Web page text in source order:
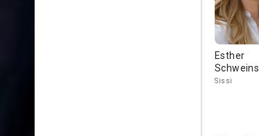
Esther
Schweins
Sissi